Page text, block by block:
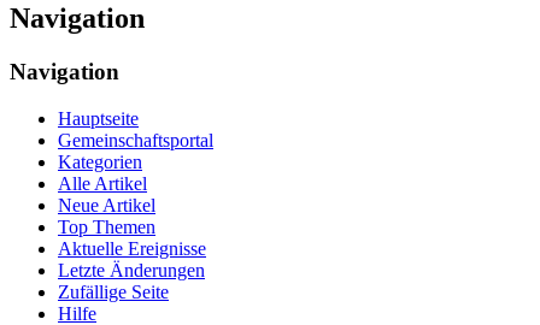
Navigation
Navigation
Hauptseite
Gemeinschaftsportal
Kategorien
Alle Artikel
Neue Artikel
Top Themen
Aktuelle Ereignisse
Letzte Änderungen
Zufällige Seite
Hilfe